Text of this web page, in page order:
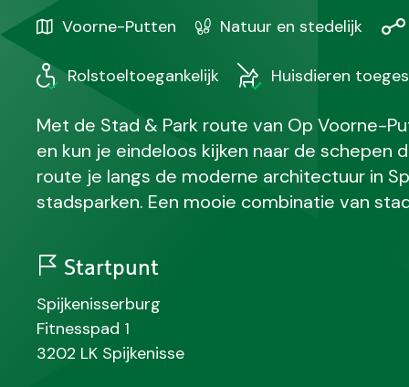
Gebied
/
Regio
Voorne-Putten Karakteristiek
Natuur en stedelijk
Rolstoeltoegankelijk Huisdieren
Met de Stad & Park route van Op Voorne-
en kun je eindeloos kijken naar de schepen
route je langs de moderne architectuur in
stadsparken. Een mooie combinatie van
Startpunt
N
a
a
Spijkenisserburg
S
t
Fitnesspad 1
P
3202 LK P
Spijkenisse